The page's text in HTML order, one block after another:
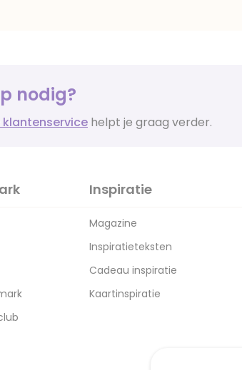
nodig?
klantenservice helpt je graag verder.
Inspiratie
Magazine
Inspiratieteksten
Cadeau inspiratie
Kaartinspiratie